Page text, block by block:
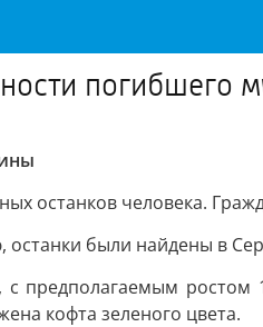
погибшего
останков человека.
были найдены в
предполагаемым
кофта зеленого цвета.